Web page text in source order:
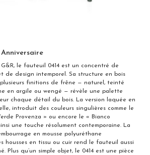
le fauteuil 0414 est un concentré de
de design intemporel. Sa structure en bois
finitions de frêne — naturel, teinté
en argile ou wengé — révèle une palette
chaque détail du bois. La version laquée en
introduit des couleurs singulières comme le
Provenza » ou encore le « Bianco
une touche résolument contemporaine. La
en mousse polyuréthane
housses en tissu ou cuir rend le fauteuil aussi
Plus qu’un simple objet, le 0414 est une pièce